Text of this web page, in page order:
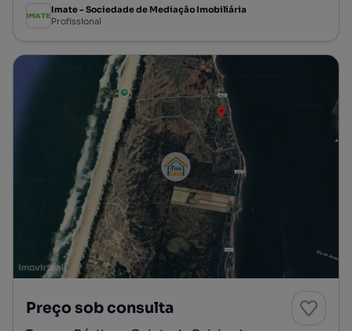
Imate - Sociedade de Mediação Imobiliária
Profissional
Preço sob consulta